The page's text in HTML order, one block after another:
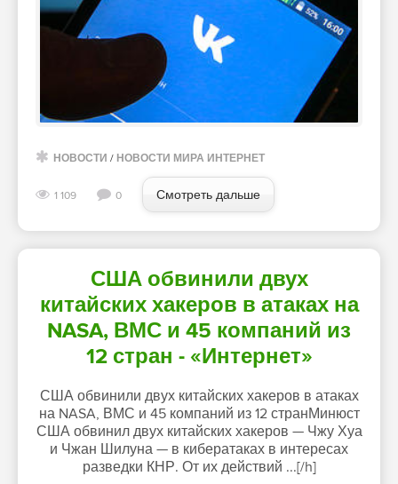
НОВОСТИ / НОВОСТИ МИРА ИНТЕРНЕТ
1 109 0 Смотреть дальше
США обвинили двух
китайских хакеров в атаках на
NASA, ВМС и 45 компаний из
12 стран - «Интернет»
США обвинили двух китайских хакеров в атаках
на NASA, ВМС и 45 компаний из 12 странМинюст
США обвинил двух китайских хакеров — Чжу Хуа
и Чжан Шилуна — в кибератаках в интересах
разведки КНР. От их действий ...[/h]